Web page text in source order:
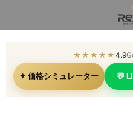
★★★★★ 4.9
✦ 価格シミュレーター 💬